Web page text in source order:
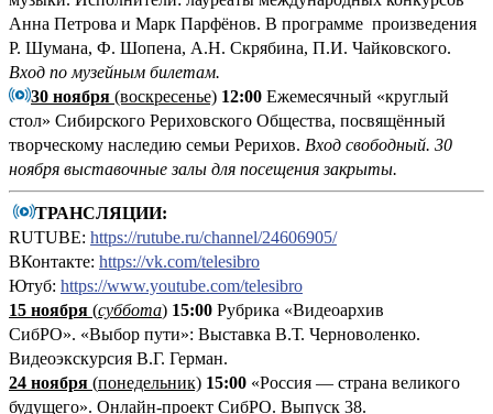
Анна Петрова и Марк Парфёнов. В программе произведения
Р. Шумана, Ф. Шопена, А.Н. Скрябина, П.И. Чайковского.
Вход по музейным билетам.
30 ноября (воскресенье) 12:00 Ежемесячный «круглый
стол» Сибирского Рериховского Общества, посвящённый
творческому наследию семьи Рерихов. Вход свободный. 30
ноября выставочные залы для посещения закрыты.
ТРАНСЛЯЦИИ:
RUTUBE: https://rutube.ru/channel/24606905/
ВКонтакте: https://vk.com/telesibro
Ютуб: https://www.youtube.com/telesibro
15 ноября (суббота) 15:00 Рубрика «Видеоархив
СибРО». «Выбор пути»: Выставка В.Т. Черноволенко.
Видеоэкскурсия В.Г. Герман.
24 ноября (понедельник) 15:00 «Россия — страна великого
будущего». Онлайн-проект СибРО. Выпуск 38.